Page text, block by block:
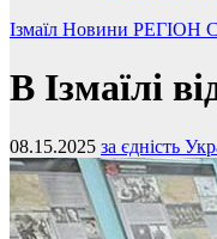
Ізмаїл Новини РЕГІОН
В Ізмаїлі
08.15.2025 за єдність